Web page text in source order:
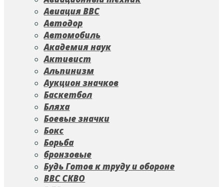
Авиация ВВС
Автодор
Автомобиль
Академия наук
Активист
Альпинизм
Аукцион значков
Баскетбол
Бляха
Боевые значки
Бокс
Борьба
бронзовые
Будь Готов к труду и обороне
ВВС СКВО